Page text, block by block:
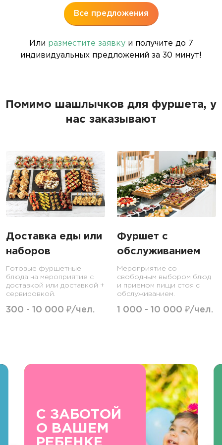
Все предложения
Или разместите заявкуи получите до 7
индивидуальных предложений за 30 минут!
Помимо шашлычков для фуршета, у
нас заказывают
Доставка еды или
наборов
Готовые фуршетные
блюда на мероприятие с
доставкой или доставкой +
сервировкой.
300 - 10 000 ₽/чел.
Фуршет с
обслуживанием
Мероприятие со
свободным выбором блюд
и приемом пищи стоя с
обслуживанием.
1 000 - 10 000 ₽/чел.
С ЗАБОТОЙ
О ВАШЕМ
РЕБЕНКЕ